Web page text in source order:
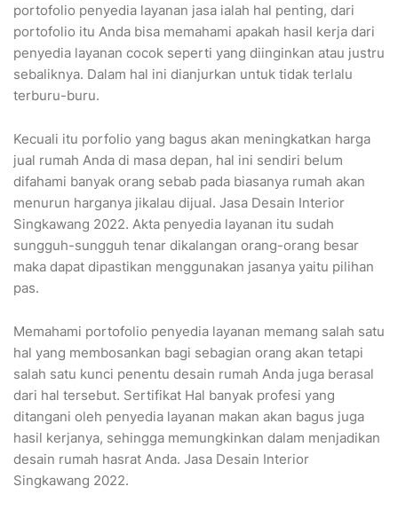
portofolio penyedia layanan jasa ialah hal penting, dari
portofolio itu Anda bisa memahami apakah hasil kerja dari
penyedia layanan cocok seperti yang diinginkan atau justru
sebaliknya. Dalam hal ini dianjurkan untuk tidak terlalu
terburu-buru.
Kecuali itu porfolio yang bagus akan meningkatkan harga
jual rumah Anda di masa depan, hal ini sendiri belum
difahami banyak orang sebab pada biasanya rumah akan
menurun harganya jikalau dijual. Jasa Desain Interior
Singkawang 2022. Akta penyedia layanan itu sudah
sungguh-sungguh tenar dikalangan orang-orang besar
maka dapat dipastikan menggunakan jasanya yaitu pilihan
pas.
Memahami portofolio penyedia layanan memang salah satu
hal yang membosankan bagi sebagian orang akan tetapi
salah satu kunci penentu desain rumah Anda juga berasal
dari hal tersebut. Sertifikat Hal banyak profesi yang
ditangani oleh penyedia layanan makan akan bagus juga
hasil kerjanya, sehingga memungkinkan dalam menjadikan
desain rumah hasrat Anda. Jasa Desain Interior
Singkawang 2022.